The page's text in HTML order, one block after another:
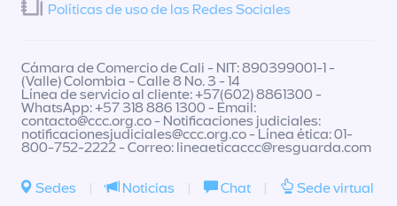
Políticas de uso de las Redes Sociales
Cámara de Comercio de Cali - NIT: 890399001-1 -
(Valle) Colombia - Calle 8 No. 3 - 14
Línea de servicio al cliente: +57(602) 8861300 -
WhatsApp: +57 318 886 1300 - Email:
contacto@ccc.org.co- Notificaciones judiciales:
notificacionesjudiciales@ccc.org.co- Línea ética: 01-
800-752-2222 - Correo: lineaeticaccc@resguarda.com
Sedes | Noticias | Chat | Sede virtual